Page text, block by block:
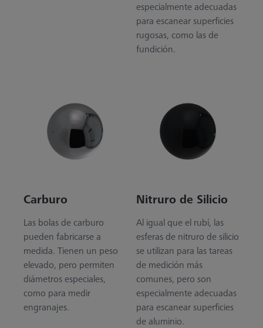
especialmente adecuadas
para escanear superficies
rugosas, como las de
fundición.
Carburo
Las bolas de carburo
pueden fabricarse a
medida. Tienen un peso
elevado, pero permiten
diámetros especiales,
como para medir
engranajes.
Nitruro de Silicio
Al igual que el rubí, las
esferas de nitruro de silicio
se utilizan para las tareas
de medición más
comunes, pero son
especialmente adecuadas
para escanear superficies
de aluminio.